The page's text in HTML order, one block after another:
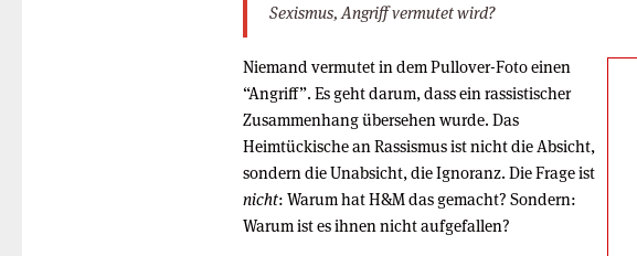
Sexismus, Angriff vermutet wird?
Niemand vermutet in dem Pullover-Foto einen
“Angriff”. Es geht darum, dass ein rassistischer
Zusammenhang übersehen wurde. Das
Heimtückische an Rassismus ist nicht die Absicht,
sondern die Unabsicht, die Ignoranz. Die Frage ist
nicht: Warum hat H&M das gemacht? Sondern:
Warum ist es ihnen nicht aufgefallen?